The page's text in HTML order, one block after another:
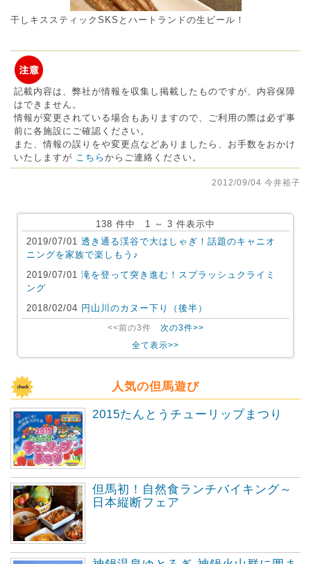
干しキススティックSKSとハートランドの生ビール！
記載内容は、弊社が情報を収集し掲載したものですが、内容保障
はできません。
情報が変更されている場合もありますので、ご利用の際は必ず事
前に各施設にご確認ください。
また、情報の誤りをや変更点などありましたら、お手数をおかけ
いたしますが こちら からご連絡ください。
2012/09/04 今井裕子
138 件中 1 ～ 3 件表示中
2019/07/01 透き通る渓谷で大はしゃぎ！話題のキャニオ
ニングを家族で楽しもう♪
2019/07/01 滝を登って突き進む！スプラッシュクライミ
ング
2018/02/04 円山川のカヌー下り（後半）
<<前の3件
次の3件>>
全て表示>>
人気の但馬遊び
2015たんとうチューリップまつり
但馬初！自然食ランチバイキング～
日本縦断フェア